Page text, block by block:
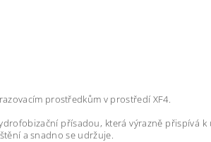
prostředkům v prostředí XF4.
přísadou, která výrazně přispívá
a snadno se udržuje.